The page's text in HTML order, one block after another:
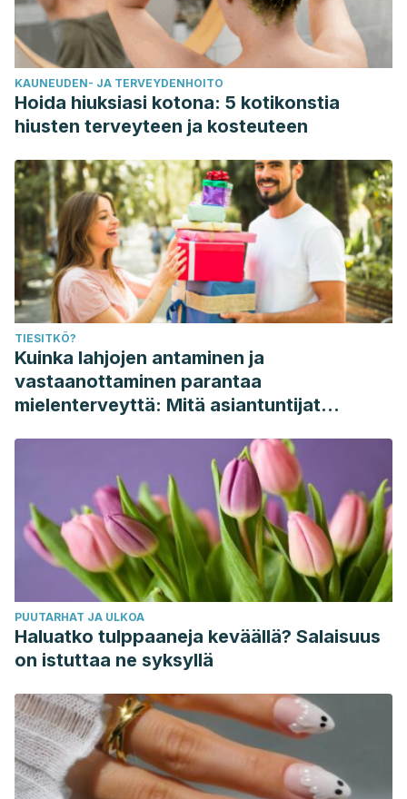
KAUNEUDEN- JA TERVEYDENHOITO
Hoida hiuksiasi kotona: 5 kotikonstia
hiusten terveyteen ja kosteuteen
TIESITKÖ?
Kuinka lahjojen antaminen ja
vastaanottaminen parantaa
mielenterveyttä: Mitä asiantuntijat
PUUTARHAT JA ULKOA
Haluatko tulppaaneja keväällä? Salaisuus
on istuttaa ne syksyllä